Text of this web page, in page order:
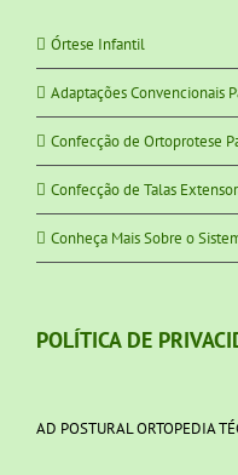
Órtese Infantil
Adaptações Convencionais
Confecção de Ortoprotese
Confecção de Talas
Conheça Mais Sobre o
POLÍTICA DE
AD POSTURAL ORTOPEDIA